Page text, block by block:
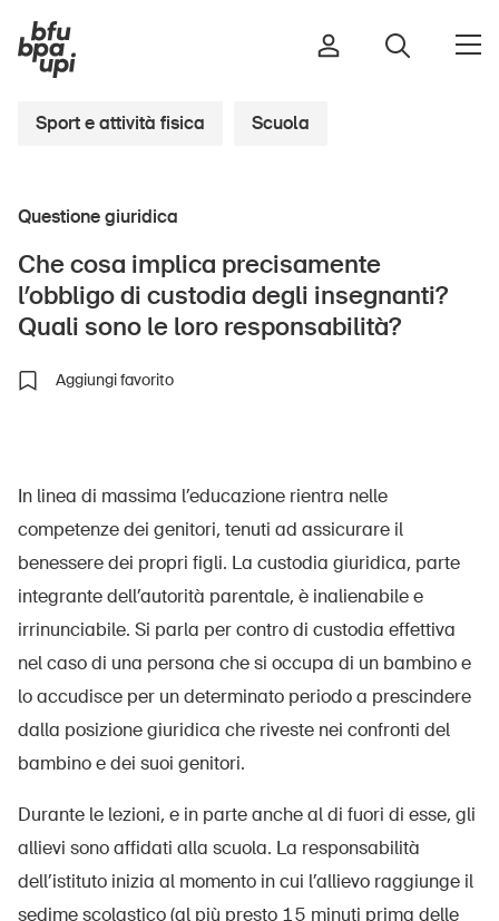
Sport e attività fisica
Casa e giardino
Edifici e impianti
Bambini
Imprese
UPI – chi siamo
Media
Sinus Plus
Campagne
Posti vacanti
Sport e attività fisica Scuola
Questione giuridica
Che cosa implica precisamente
l’obbligo di custodia degli insegnanti?
Quali sono le loro responsabilità?
Aggiungi favorito
In linea di massima l’educazione rientra nelle
competenze dei genitori, tenuti ad assicurare il
benessere dei propri figli. La custodia giuridica, parte
integrante dell’autorità parentale, è inalienabile e
irrinunciabile. Si parla per contro di custodia effettiva
nel caso di una persona che si occupa di un bambino e
lo accudisce per un determinato periodo a prescindere
dalla posizione giuridica che riveste nei confronti del
bambino e dei suoi genitori.
Durante le lezioni, e in parte anche al di fuori di esse, gli
allievi sono affidati alla scuola. La responsabilità
dell’istituto inizia al momento in cui l’allievo raggiunge il
sedime scolastico (al più presto 15 minuti prima delle